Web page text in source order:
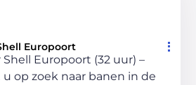
Europoort
Europoort (32 uur) –
op zoek naar banen in de